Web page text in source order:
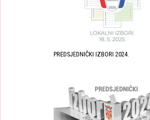
PREDSJEDNIČKI IZBORI 2024.